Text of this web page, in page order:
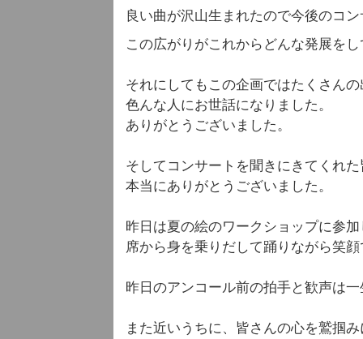
良い曲が沢山生まれたので今後のコ
この広がりがこれからどんな発展を
それにしてもこの企画ではたくさん
色んな人にお世話になりました。
ありがとうございました。
そしてコンサートを聞きにきてくれ
本当にありがとうございました。
昨日は夏の絵のワークショップに参
席から身を乗りだして踊りながら笑
昨日のアンコール前の拍手と歓声は
また近いうちに、皆さんの心を鷲掴